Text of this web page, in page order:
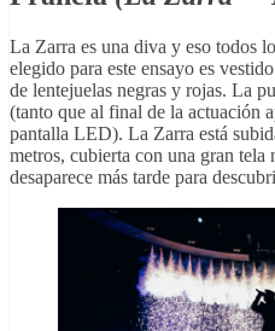
La Zarra es una diva y eso todos
elegido para este ensayo es
de lentejuelas negras y rojas. La
(tanto que al final de la actuación
pantalla LED). La Zarra está
metros, cubierta con una gran
desaparece más tarde para